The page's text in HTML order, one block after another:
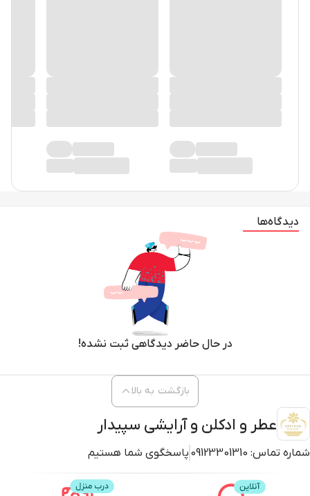
دیدگاه‌ها
در حال حاضر دیدگاهی ثبت نشده!
عطر و ادکلن و آرایشی سپیدار
شماره تماس: 09123301310 پاسخگوی شما هستیم
بازگشت به بالا